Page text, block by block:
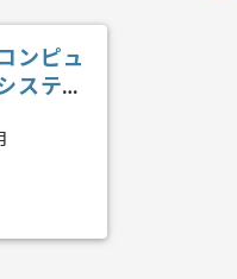
ンピュ
ステム